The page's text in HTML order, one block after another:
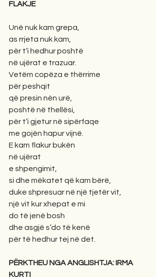
FLAKJE
Unë nuk kam grepa,
as rrjeta nuk kam,
për t’i hedhur poshtë
në ujërat e trazuar.
Vetëm copëza e thërrime
për peshqit
që presin nën urë,
poshtë në thellësi,
për t’i gjetur në sipërfaqe
me gojën hapur vijnë.
E kam flakur bukën
në ujërat
e shpengimit,
si dhe mëkatet që kam bërë,
duke shpresuar në një tjetër vit,
një vit kur xhepat e mi
do të jenë bosh
dhe asgjë s’do të kenë
për të hedhur tej në det.
PËRKTHEU NGA ANGLISHTJA: IRMA
KURTI